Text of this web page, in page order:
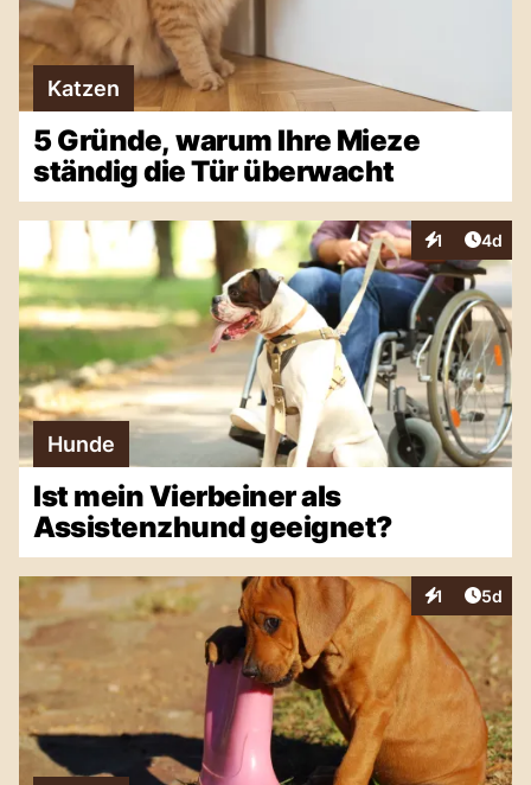
Katzen
5 Gründe, warum Ihre Mieze
ständig die Tür überwacht
1
Interaktionen
4d
Hunde
Ist mein Vierbeiner als
Assistenzhund geeignet?
1
Interaktionen
5d